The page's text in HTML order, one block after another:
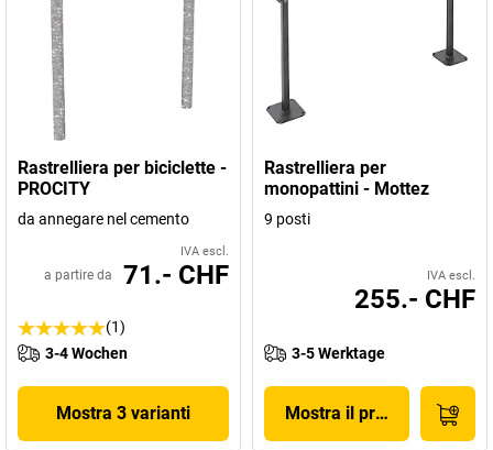
Rastrelliera per biciclette -
PROCITY
da annegare nel cemento
IVA escl.
a partire da 71.- CHF
(1)
3-4 Wochen
Mostra 3 varianti
Rastrelliera per
monopattini - Mottez
9 posti
IVA escl.
255.- CHF
3-5 Werktage
Mostra il prodotto